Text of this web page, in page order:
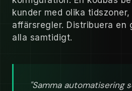
kunder med olika
affärsregler. Distribuera en
alla samtidigt.
"Samma automatisering